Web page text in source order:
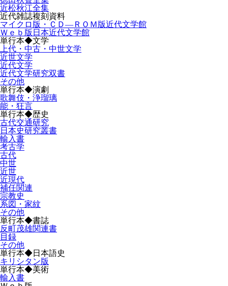
近松秋江全集
近代雑誌複刻資料
マイクロ版・ＣＤ―ＲＯＭ版近代文学館
Ｗｅｂ版日本近代文学館
単行本◆文学
上代・中古・中世文学
近世文学
近代文学
近代文学研究双書
その他
単行本◆演劇
歌舞伎・浄瑠璃
能・狂言
単行本◆歴史
古代交通研究
日本史研究叢書
輸入書
考古学
古代
中世
近世
近現代
補任関連
宗教史
系図・家紋
その他
単行本◆書誌
反町茂雄関連書
目録
その他
単行本◆日本語史
キリシタン版
単行本◆美術
輸入書